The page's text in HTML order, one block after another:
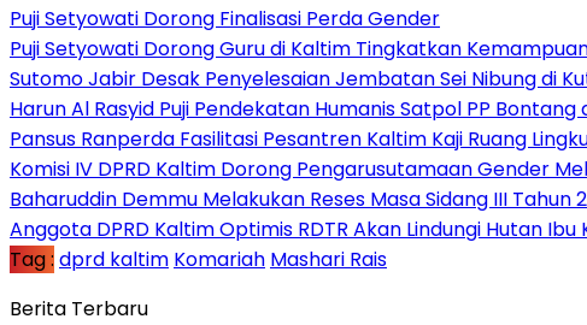
Puji Setyowati Dorong Finalisasi Perda Gender
Puji Setyowati Dorong Guru di Kaltim Tingkatkan
Sutomo Jabir Desak Penyelesaian Jembatan Sei Nibung di
Harun Al Rasyid Puji Pendekatan Humanis Satpol PP
Pansus Ranperda Fasilitasi Pesantren Kaltim Kaji Ruang
Komisi IV DPRD Kaltim Dorong Pengarusutamaan Gender
Baharuddin Demmu Melakukan Reses Masa Sidang III Tahun
Anggota DPRD Kaltim Optimis RDTR Akan Lindungi Hutan
Tag : dprd kaltim Komariah Mashari Rais
Berita Terbaru